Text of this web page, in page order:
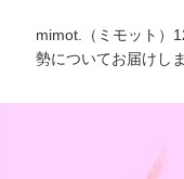
mimot.（ミモット）
勢についてお届けしま